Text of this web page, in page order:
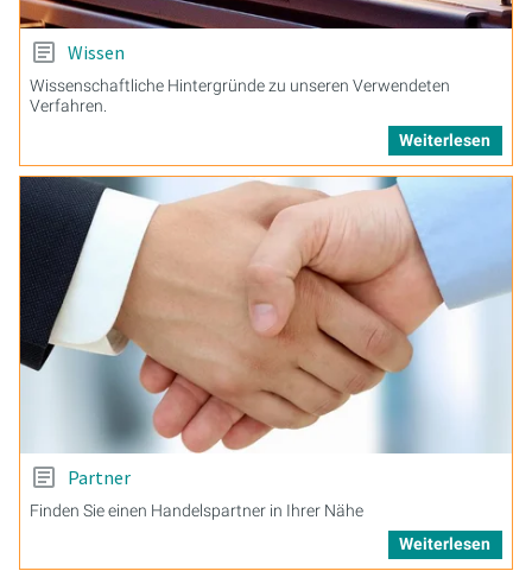
Wissen
Wissenschaftliche Hintergründe zu unseren Verwendeten
Verfahren.
Weiterlesen
Partner
Finden Sie einen Handelspartner in Ihrer Nähe
Weiterlesen